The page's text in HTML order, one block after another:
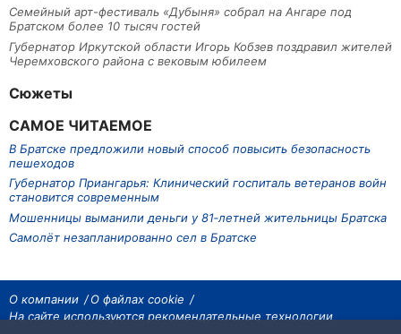
Семейный арт-фестиваль «Дубыня» собрал на Ангаре под
Братском более 10 тысяч гостей
Губернатор Иркутской области Игорь Кобзев поздравил жителей
Черемховского района с вековым юбилеем
Сюжеты
САМОЕ ЧИТАЕМОЕ
В Братске предложили новый способ повысить безопасность
пешеходов
Губернатор Приангарья: Клинический госпиталь ветеранов войн
становится современным
Мошенницы выманили деньги у 81‑летней жительницы Братска
Самолёт незапланированно сел в Братске
О компании
О файлах cookie
На сайте используются рекомендательные технологии